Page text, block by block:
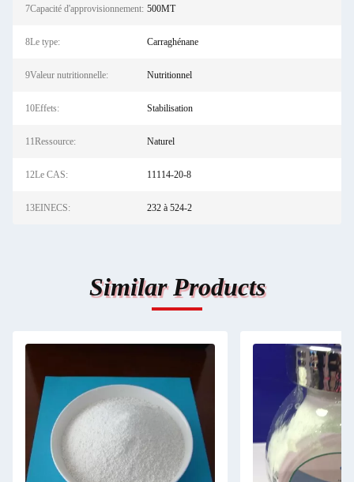
7Capacité d'approvisionnement: 500MT
8Le type: Carraghénane
9Valeur nutritionnelle: Nutritionnel
10Effets: Stabilisation
11Ressource: Naturel
12Le CAS: 11114-20-8
13EINECS: 232 à 524-2
Similar Products